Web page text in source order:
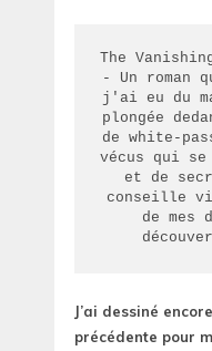
The
- Un roman
j'ai eu du
plongée
de white-
vécus qui
et de
conseille
de mes
J’ai dessiné
précédente pour